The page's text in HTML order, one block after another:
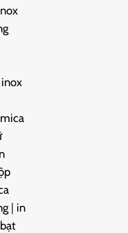
mica
| in